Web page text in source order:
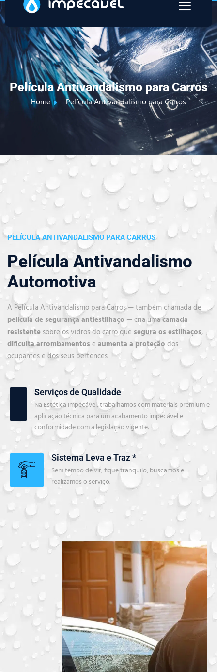
Película Antivandalismo para Carros
Home Película Antivandalismo para Carros
PELÍCULA ANTIVANDALISMO PARA CARROS
Película Antivandalismo
Automotiva
A Película Antivandalismo para Carros — também chamada de
película de segurança antiestilhaço — cria umacamada
resistente sobre os vidros do carro que segura os estilhaços,
dificulta arrombamentos e aumenta a proteção dos
ocupantes e dos seus pertences.
Serviços de Qualidade
Na Estética Impecável, trabalhamos com materiais premium e
aplicação técnica para um acabamento impecável e
conformidade com a legislação vigente.
Sistema Leva e Traz *
Sem tempo de vir, fique tranquilo, buscamos e
realizamos o serviço.